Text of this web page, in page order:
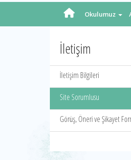
Okulumuz
İletişim
İletişim Bilgileri
Site Sorumlusu
Görüş, Öneri ve Şikayet